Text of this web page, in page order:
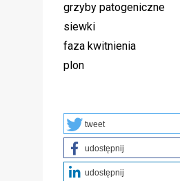
grzyby patogeniczne
siewki
faza kwitnienia
plon
tweet
udostępnij
udostępnij